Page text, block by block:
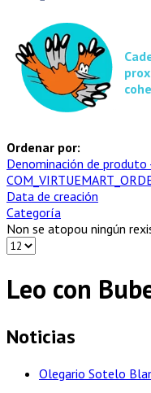
Ordenar por:
Denominación de produto
Data de creación
Categoría
Non se atopou ningún
Leo con
Noticias
Olegario Sotelo